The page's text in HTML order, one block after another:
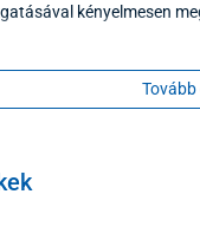
kényelmesen
12 méteres